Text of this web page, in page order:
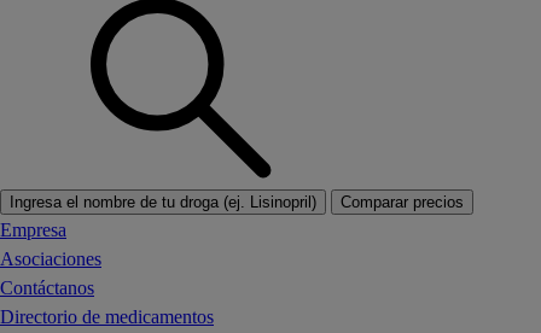
Ingresa el nombre de tu droga (ej. Lisinopril) Comparar precios
Empresa
Asociaciones
Contáctanos
Directorio de medicamentos